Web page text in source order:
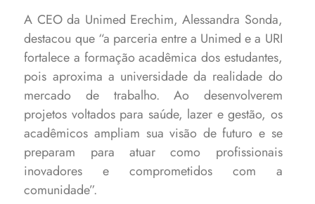
A CEO da Unimed Erechim, Alessandra Sonda,
destacou que “a parceria entre a Unimed e a URI
fortalece a formação acadêmica dos estudantes,
pois aproxima a universidade da realidade do
mercado de trabalho. Ao desenvolverem
projetos voltados para saúde, lazer e gestão, os
acadêmicos ampliam sua visão de futuro e se
preparam para atuar como profissionais
inovadores e comprometidos com a
comunidade”.